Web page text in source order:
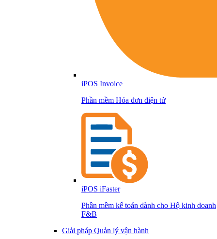
iPOS Invoice
Phần mềm Hóa đơn điện tử
iPOS iFaster
Phần mềm kế toán dành cho Hộ kinh doanh
F&B
Giải pháp Quản lý vận hành